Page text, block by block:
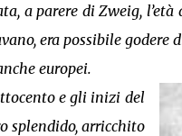
a parere di Zweig,
era possibile
europei.
e gli inizi del
splendido, arricchito